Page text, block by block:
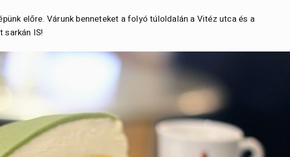
előre. Várunk benneteket a folyó túloldalán a Vitéz utca és a
sarkán IS!